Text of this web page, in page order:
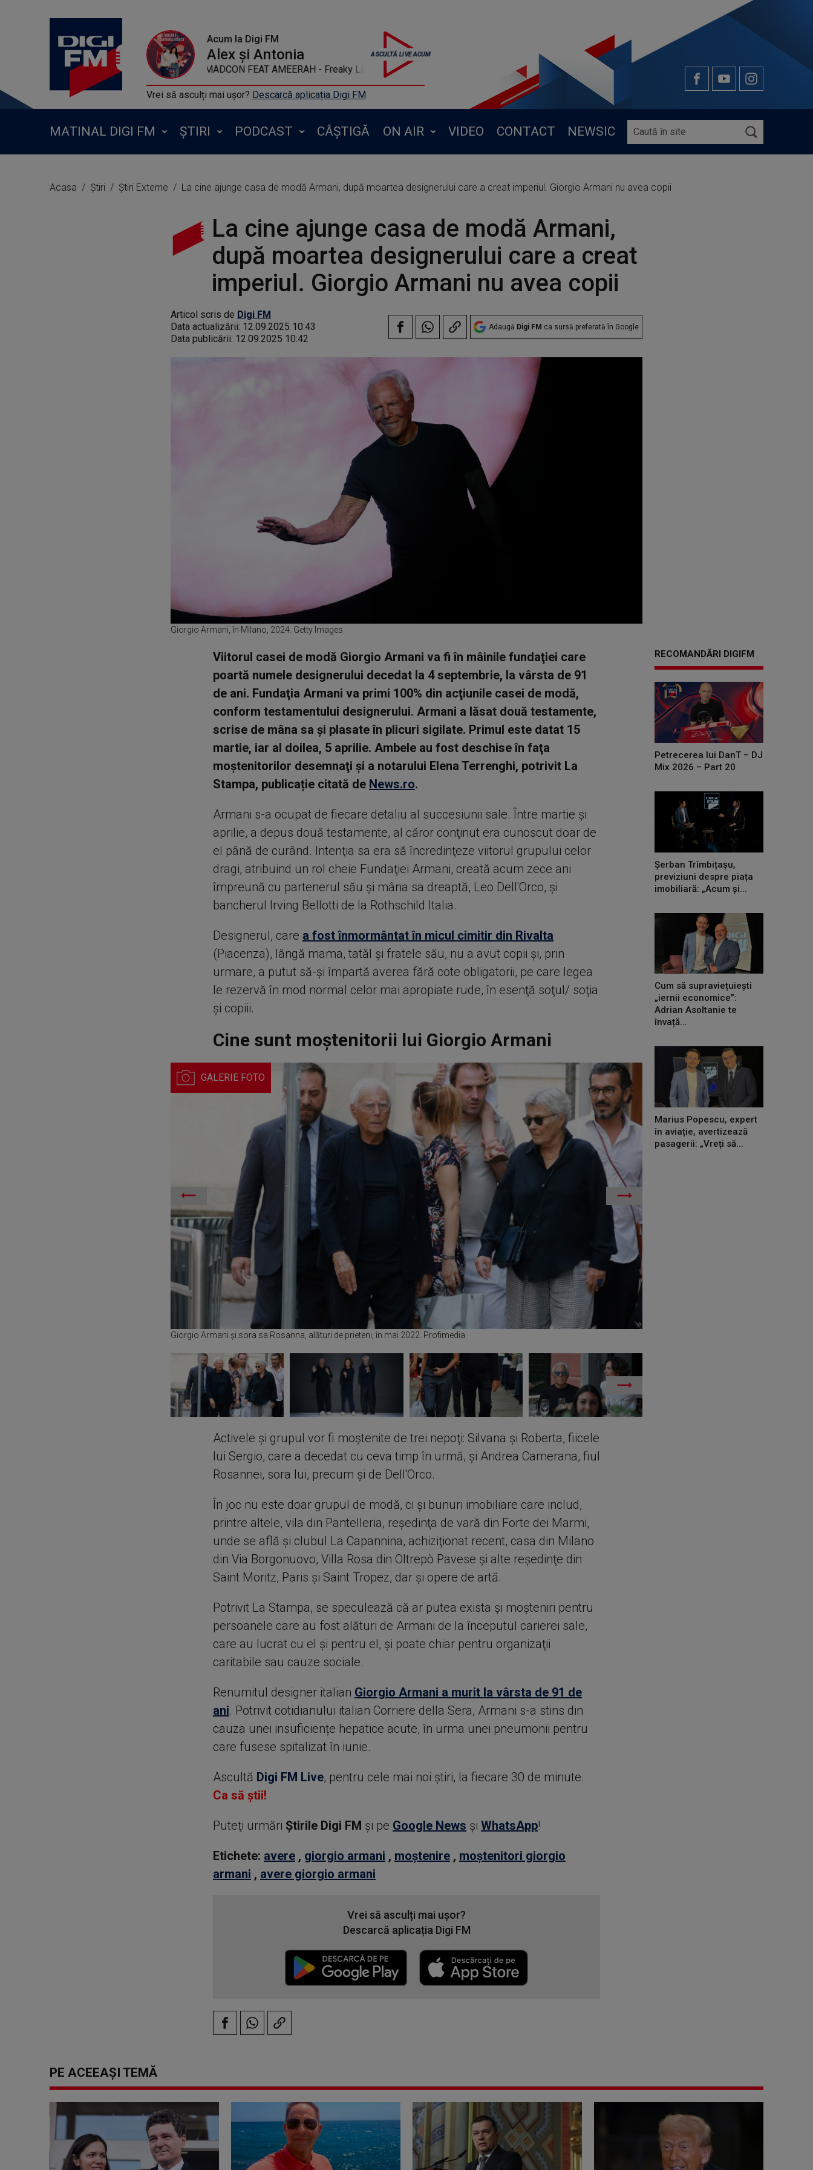
Acum la Digi FM
Alex și Antonia
MADCON FEAT AMEERAH - Freaky Like Me
Vrei să asculți mai ușor? Descarcă aplicația Digi FM
MATINAL DIGI FM ȘTIRI PODCAST CÂȘTIGĂ ON AIR VIDEO CONTACT NEWSIC
Acasa Știri Știri Externe La cine ajunge casa de modă Armani, după moartea designerului care a creat imperiul. Giorgio Armani nu avea copii
La cine ajunge casa de modă Armani,
după moartea designerului care a creat
imperiul. Giorgio Armani nu avea copii
Articol scris de Digi FM
Data actualizării: 12.09.2025 10:43
Data publicării: 12.09.2025 10:42
Adaugă Digi FM ca sursă preferată în Google
Giorgio Armani, în Milano, 2024. Getty Images
Viitorul casei de modă Giorgio Armani va fi în mâinile fundaţiei care
poartă numele designerului decedat la 4 septembrie, la vârsta de 91
de ani. Fundaţia Armani va primi 100% din acţiunile casei de modă,
conform testamentului designerului. Armani a lăsat două testamente,
scrise de mâna sa şi plasate în plicuri sigilate. Primul este datat 15
martie, iar al doilea, 5 aprilie. Ambele au fost deschise în faţa
moştenitorilor desemnaţi şi a notarului Elena Terrenghi, potrivit La
Stampa, publicație citată de News.ro.
Armani s-a ocupat de fiecare detaliu al succesiunii sale. Între martie şi
aprilie, a depus două testamente, al căror conţinut era cunoscut doar de
el până de curând. Intenţia sa era să încredinţeze viitorul grupului celor
dragi, atribuind un rol cheie Fundaţiei Armani, creată acum zece ani
împreună cu partenerul său şi mâna sa dreaptă, Leo Dell'Orco, şi
bancherul Irving Bellotti de la Rothschild Italia.
Designerul, care a fost înmormântat în micul cimitir din Rivalta
(Piacenza), lângă mama, tatăl şi fratele său, nu a avut copii şi, prin
urmare, a putut să-şi împartă averea fără cote obligatorii, pe care legea
le rezervă în mod normal celor mai apropiate rude, în esenţă soţul/ soţia
şi copiii.
Cine sunt moștenitorii lui Giorgio Armani
Giorgio Armani și sora sa Rosanna, alături de prieteni, în mai 2022. Profimedia
Activele şi grupul vor fi moştenite de trei nepoţi: Silvana şi Roberta, fiicele
lui Sergio, care a decedat cu ceva timp în urmă, şi Andrea Camerana, fiul
Rosannei, sora lui, precum şi de Dell'Orco.
În joc nu este doar grupul de modă, ci şi bunuri imobiliare care includ,
printre altele, vila din Pantelleria, reşedinţa de vară din Forte dei Marmi,
unde se află şi clubul La Capannina, achiziţionat recent, casa din Milano
din Via Borgonuovo, Villa Rosa din Oltrepò Pavese şi alte reşedinţe din
Saint Moritz, Paris şi Saint Tropez, dar şi opere de artă.
Potrivit La Stampa, se speculează că ar putea exista şi moşteniri pentru
persoanele care au fost alături de Armani de la începutul carierei sale,
care au lucrat cu el şi pentru el, şi poate chiar pentru organizaţii
caritabile sau cauze sociale.
Renumitul designer italian Giorgio Armani a murit la vârsta de 91 de
ani. Potrivit cotidianului italian Corriere della Sera, Armani s-a stins din
cauza unei insuficiențe hepatice acute, în urma unei pneumonii pentru
care fusese spitalizat în iunie.
Ascultă Digi FM Live, pentru cele mai noi știri, la fiecare 30 de minute.
Ca să știi!
Puteţi urmări Știrile Digi FM şi pe Google News şi WhatsApp!
Etichete: avere, giorgio armani , moștenire, moștenitori giorgio
armani , avere giorgio armani
Vrei să asculți mai ușor?
Descarcă aplicația Digi FM
RECOMANDĂRI DIGIFM
Petrecerea lui DanT – DJ
Mix 2026 – Part 20
Șerban Trîmbițașu,
previziuni despre piața
imobiliară: „Acum și...
Cum să supraviețuiești
„iernii economice”:
Adrian Asoltanie te
învață...
Marius Popescu, expert
în aviație, avertizează
pasagerii: „Vreți să...
PE ACEEAȘI TEMĂ